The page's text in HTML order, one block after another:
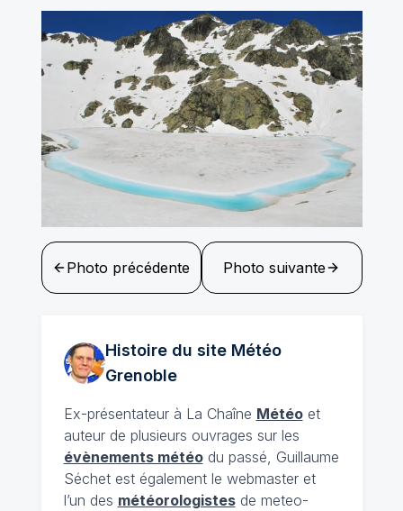
Photo précédente Photo suivante
Histoire du site Météo
Grenoble
Ex-présentateur à La Chaîne Météoet
auteur de plusieurs ouvrages sur les
évènements météodu passé, Guillaume
Séchet est également le webmaster et
l’un des météorologistesde meteo-